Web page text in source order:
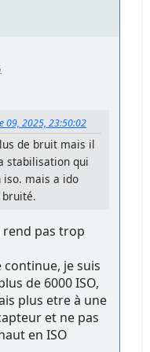
09, 2025, 23:50:02
de bruit mais il
stabilisation qui
mais a ido
rend pas trop
je suis
de 6000 ISO,
plus etre à une
et ne pas
en ISO